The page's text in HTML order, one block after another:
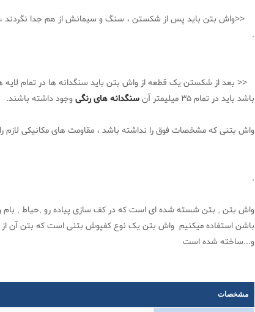
<<واش بتن باید پس از شکستن ، سنگ و سیمانش از هم جدا
.
باشد باید در تمام 35 میلیمتر آن
سنگدانه های رنگیوجود داشته باشند.
واش بتنی که مشخصات فوق را نداشته باشد ، مقاومت های مکانیکی لازم
.
واش بتن , بتن شسته شده ای است که در کف سازی پیاده رو ,حیاط , بام
باشن استفاده میکنیم واش بتن یک نوع کفپوش بتنی است که بتن آن
و...ساخته شده است
مشخصات